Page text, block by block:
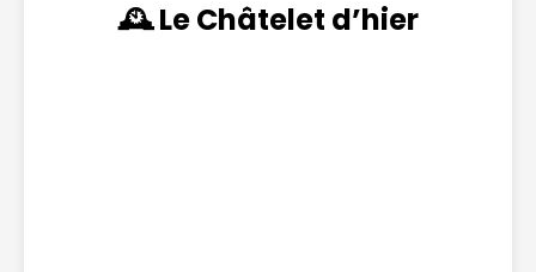
🕰️ Le Châtelet d’hier